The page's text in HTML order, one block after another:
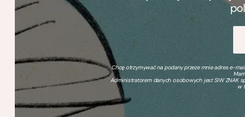
Chcę otrzymywać na podany przeze mnie adres e-
Administratorem danych osobowych jest SIW ZNAK
w